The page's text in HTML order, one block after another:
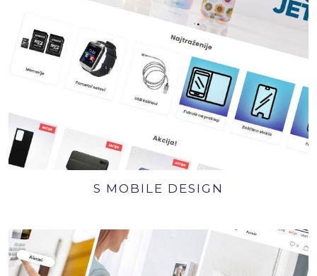
S MOBILE DESIGN